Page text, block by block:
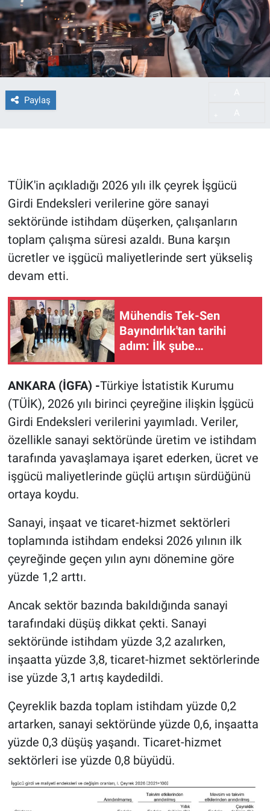
Paylaş
TÜİK'in açıkladığı 2026 yılı ilk çeyrek İşgücü
Girdi Endeksleri verilerine göre sanayi
sektöründe istihdam düşerken, çalışanların
toplam çalışma süresi azaldı. Buna karşın
ücretler ve işgücü maliyetlerinde sert yükseliş
devam etti.
Mühendis Tek-Sen
Bayındırlık'tan tarihi
adım: İlk şube
ANKARA (İGFA) -Türkiye İstatistik Kurumu
(TÜİK), 2026 yılı birinci çeyreğine ilişkin İşgücü
Girdi Endeksleri verilerini yayımladı. Veriler,
özellikle sanayi sektöründe üretim ve istihdam
tarafında yavaşlamaya işaret ederken, ücret ve
işgücü maliyetlerinde güçlü artışın sürdüğünü
ortaya koydu.
Sanayi, inşaat ve ticaret-hizmet sektörleri
toplamında istihdam endeksi 2026 yılının ilk
çeyreğinde geçen yılın aynı dönemine göre
yüzde 1,2 arttı.
Ancak sektör bazında bakıldığında sanayi
tarafındaki düşüş dikkat çekti. Sanayi
sektöründe istihdam yüzde 3,2 azalırken,
inşaatta yüzde 3,8, ticaret-hizmet sektörlerinde
ise yüzde 3,1 artış kaydedildi.
Çeyreklik bazda toplam istihdam yüzde 0,2
artarken, sanayi sektöründe yüzde 0,6, inşaatta
yüzde 0,3 düşüş yaşandı. Ticaret-hizmet
sektörleri ise yüzde 0,8 büyüdü.